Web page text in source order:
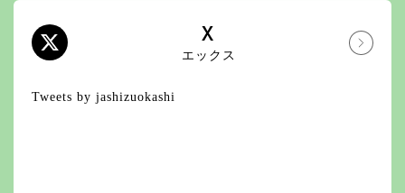
X
エックス
Tweets by jashizuokashi